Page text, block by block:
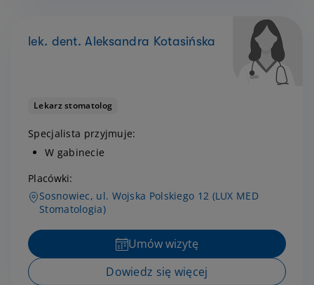
lek. dent. Aleksandra Kotasińska
Lekarz stomatolog
Specjalista przyjmuje:
W gabinecie
Placówki:
Sosnowiec, ul. Wojska Polskiego 12 (LUX MED
Stomatologia)
Umów wizytę
Dowiedz się więcej